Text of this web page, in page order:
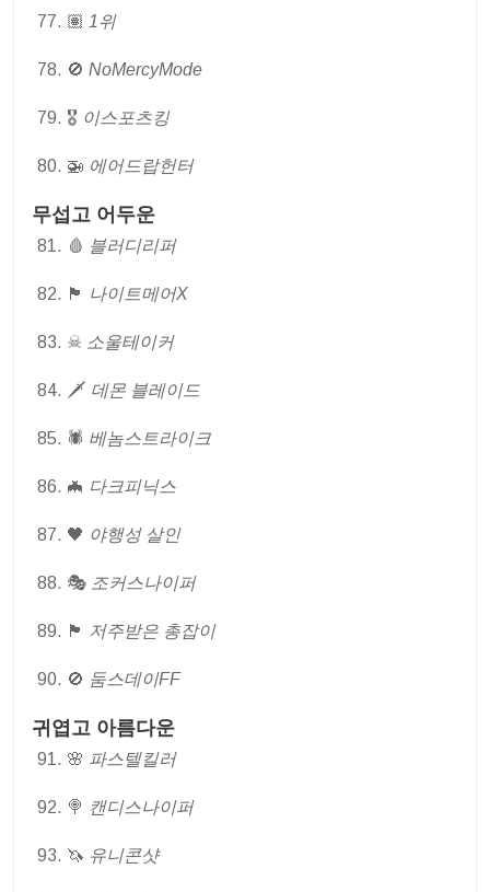
🏽 1위
🚫 NoMercyMode
🎖 이스포츠킹
🚁 에어드랍헌터
무섭고 어두운
🩸 블러디리퍼
🏴 나이트메어X
☠ 소울테이커
🗡 데몬 블레이드
🕷 베놈스트라이크
🦇 다크피닉스
🖤 야행성 살인
🎭 조커스나이퍼
🏴 저주받은 총잡이
🚫 둠스데이FF
귀엽고 아름다운
🌸 파스텔킬러
🍭 캔디스나이퍼
🦄 유니콘샷